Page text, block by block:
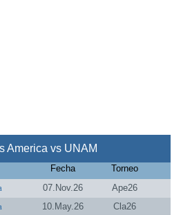
America vs UNAM
Fecha
Torneo
07.Nov.26
Ape26
10.May.26
Cla26